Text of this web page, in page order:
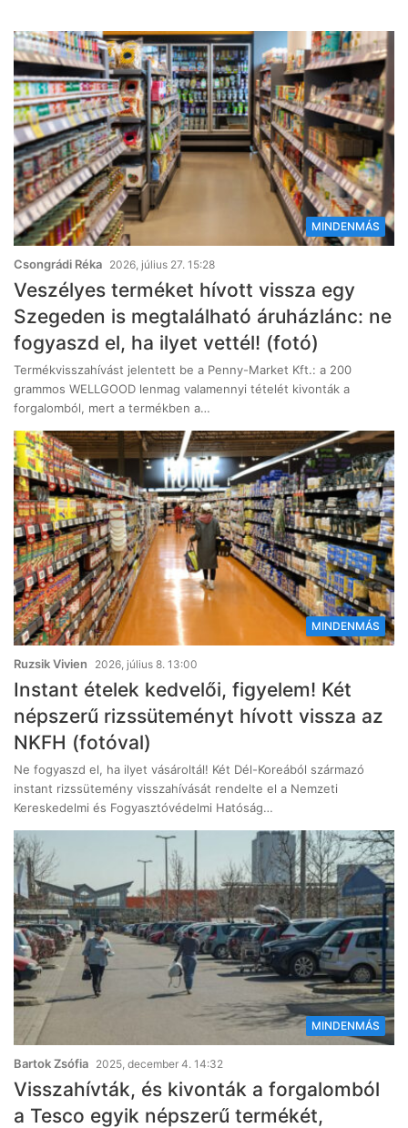
MINDENMÁS
Csongrádi Réka 2026, július 27. 15:28
Veszélyes terméket hívott vissza egy
Szegeden is megtalálható áruházlánc: ne
fogyaszd el, ha ilyet vettél! (fotó)
Termékvisszahívást jelentett be a Penny-Market Kft.: a 200
grammos WELLGOOD lenmag valamennyi tételét kivonták a
forgalomból, mert a termékben a…
MINDENMÁS
Ruzsik Vivien 2026, július 8. 13:00
Instant ételek kedvelői, figyelem! Két
népszerű rizssüteményt hívott vissza az
NKFH (fotóval)
Ne fogyaszd el, ha ilyet vásároltál! Két Dél-Koreából származó
instant rizssütemény visszahívását rendelte el a Nemzeti
Kereskedelmi és Fogyasztóvédelmi Hatóság…
MINDENMÁS
Bartok Zsófia 2025, december 4. 14:32
Visszahívták, és kivonták a forgalomból
a Tesco egyik népszerű termékét,